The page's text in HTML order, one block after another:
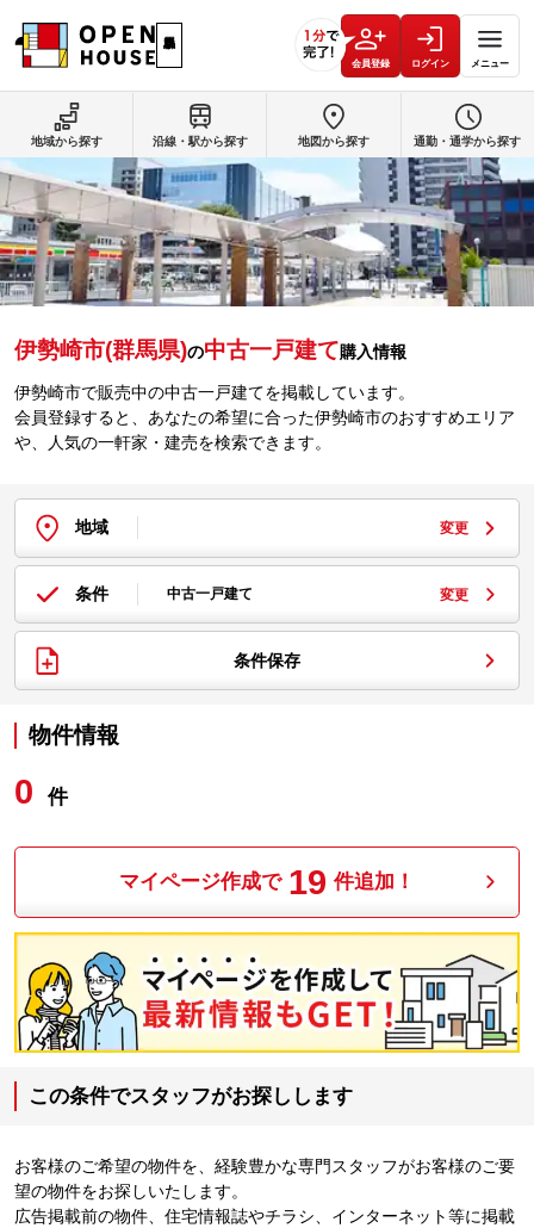
会員登録 ログイン メニュー
伊勢崎市(群馬県)の中古一戸建て購入情報
伊勢崎市で販売中の中古一戸建てを掲載しています。
会員登録すると、あなたの希望に合った伊勢崎市のおすすめエリア
や、人気の一軒家・建売を検索できます。
地域 変更
条件 中古一戸建て 変更
条件保存
物件情報
0 件
マイページ作成で 19 件追加！
この条件でスタッフがお探しします
お客様のご希望の物件を、経験豊かな専門スタッフがお客様のご要
望の物件をお探しいたします。
広告掲載前の物件、住宅情報誌やチラシ、インターネット等に掲載
地域から探す 沿線・駅から探す 地図から探す 通勤・通学から探す